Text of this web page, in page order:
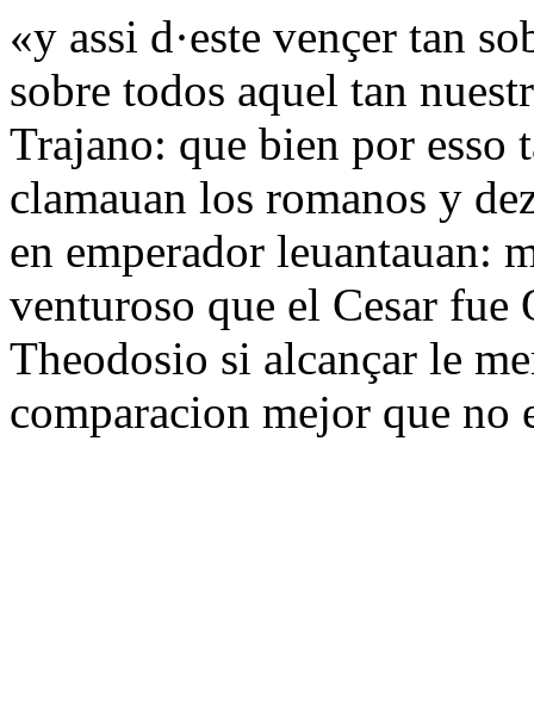
«y assi d·este vençer tan
sobre todos aquel tan
Trajano: que bien por esso
clamauan los romanos y
en emperador leuantauan:
venturoso que el Cesar
Theodosio si alcançar le
comparacion mejor que no